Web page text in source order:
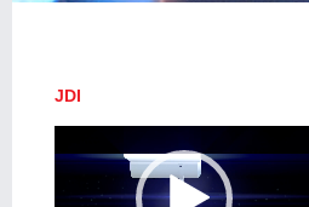
JDI
vidéo